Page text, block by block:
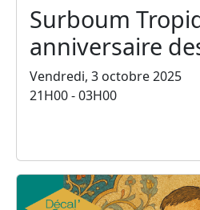
Surboum
anniversaire
Vendredi, 3 octobre 2025
21H00 - 03H00